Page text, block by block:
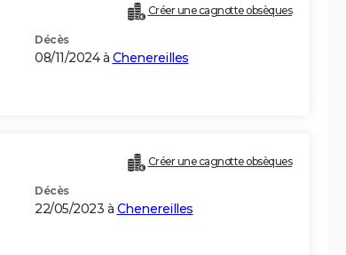
Créer une cagnotte obsèques
Décès
08/11/2024 à Chenereilles
Créer une cagnotte obsèques
Décès
22/05/2023 à Chenereilles